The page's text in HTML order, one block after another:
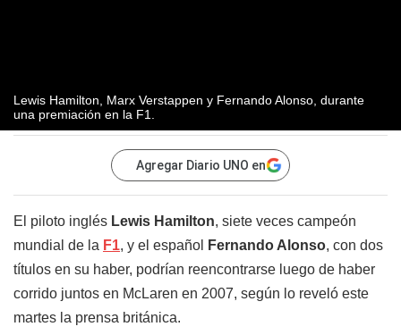
Lewis Hamilton, Marx Verstappen y Fernando Alonso, durante
una premiación en la F1.
Agregar Diario UNO en
El piloto inglés Lewis Hamilton, siete veces campeón
mundial de la F1, y el español Fernando Alonso, con dos
títulos en su haber, podrían reencontrarse luego de haber
corrido juntos en McLaren en 2007, según lo reveló este
martes la prensa británica.